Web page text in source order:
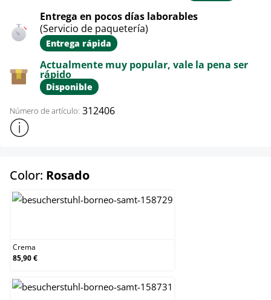
Entrega en pocos días laborables
(Servicio de paquetería)
Entrega rápida
Actualmente muy popular, vale la pena ser
rápido
Disponible
Número de artículo: 312406
Mostrar más información sobre el producto
Color: Rosadoselect
Crema
85,90 €